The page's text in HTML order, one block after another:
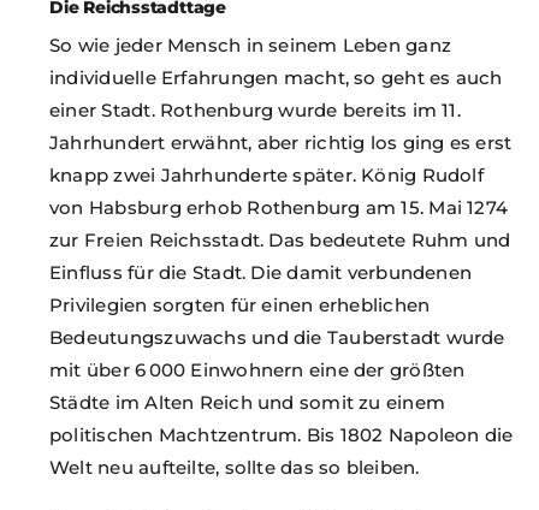
Die Reichsstadttage
So wie jeder Mensch in seinem Leben ganz
individuelle Erfahrungen macht, so geht es auch
einer Stadt. Rothenburg wurde bereits im 11.
Jahrhundert erwähnt, aber richtig los ging es erst
knapp zwei Jahrhunderte später. König Rudolf
von Habsburg erhob Rothenburg am 15. Mai 1274
zur Freien Reichsstadt. Das bedeutete Ruhm und
Einfluss für die Stadt. Die damit verbundenen
Privilegien sorgten für einen erheblichen
Bedeutungszuwachs und die Tauberstadt wurde
mit über 6 000 Einwohnern eine der größten
Städte im Alten Reich und somit zu einem
politischen Machtzentrum. Bis 1802 Napoleon die
Welt neu aufteilte, sollte das so bleiben.